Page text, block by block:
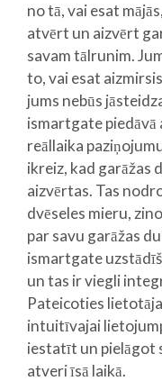
no tā, vai esat
atvērt un aizvērt
savam tālrunim.
to, vai esat
jums nebūs
ismartgate piedāvā
reāllaika
ikreiz, kad garāžas
aizvērtas. Tas
dvēseles mieru,
par savu garāžas
ismartgate
un tas ir viegli
Pateicoties
intuitīvajai
iestatīt un pielāgot
atveri īsā laikā.